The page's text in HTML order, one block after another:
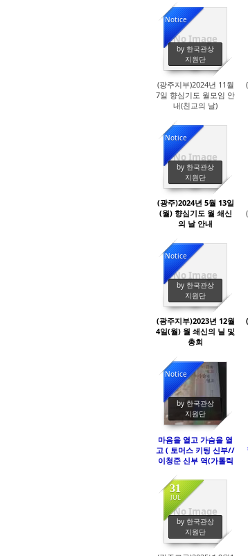
No Image
Notice
by 한국관상
지원단
3210
(광주지부)2024년 11월
7일 향심기도 월모임 안
내(친교의 날)
No Image
Notice
by 한국관상
지원단
3894
(광주)2024년 5월 13일
(월) 향심기도 월 쇄신
의 날 안내
No Image
Notice
by 한국관상
지원단
4025
(광주지부)2023년 12월
4일(월) 월 쇄신의 닐 및
총회
Notice
by 한국관상
지원단
4253
마음을 열고 가슴을 열
고 ( 토머스 키팅 신부//
이청준 신부 역(가톨릭
No Image
31
JUL
by 한국관상
지원단
231